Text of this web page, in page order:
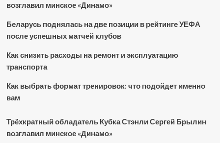
возглавил минское «Динамо»
Беларусь поднялась на две позиции в рейтинге УЕФА
после успешных матчей клубов
Как снизить расходы на ремонт и эксплуатацию
транспорта
Как выбрать формат тренировок: что подойдет именно
вам
Трёхкратный обладатель Кубка Стэнли Сергей Брылин
возглавил минское «Динамо»